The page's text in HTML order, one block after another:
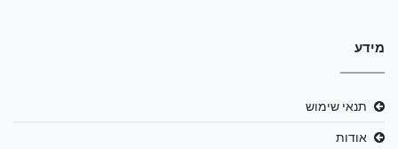
מידע
תנאי שימוש
אודות